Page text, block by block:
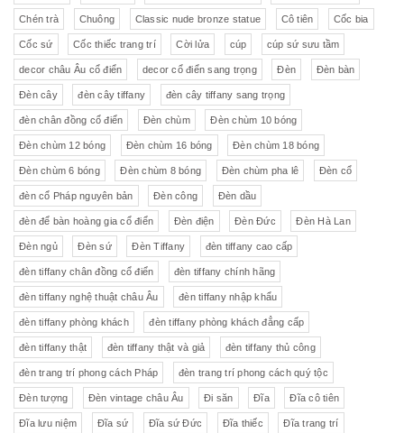
Chén trà Chuông Classic nude bronze statue Cô tiên Cốc bia
Cốc sứ Cốc thiếc trang trí Cời lửa cúp cúp sứ sưu tầm
decor châu Âu cổ điển decor cổ điển sang trọng Đèn Đèn bàn
Đèn cây đèn cây tiffany đèn cây tiffany sang trọng
đèn chân đồng cổ điển Đèn chùm Đèn chùm 10 bóng
Đèn chùm 12 bóng Đèn chùm 16 bóng Đèn chùm 18 bóng
Đèn chùm 6 bóng Đèn chùm 8 bóng Đèn chùm pha lê Đèn cổ
đèn cổ Pháp nguyên bản Đèn công Đèn dầu
đèn để bàn hoàng gia cổ điển Đèn điện Đèn Đức Đèn Hà Lan
Đèn ngủ Đèn sứ Đèn Tiffany đèn tiffany cao cấp
đèn tiffany chân đồng cổ điển đèn tiffany chính hãng
đèn tiffany nghệ thuật châu Âu đèn tiffany nhập khẩu
đèn tiffany phòng khách đèn tiffany phòng khách đẳng cấp
đèn tiffany thật đèn tiffany thật và giả đèn tiffany thủ công
đèn trang trí phong cách Pháp đèn trang trí phong cách quý tộc
Đèn tượng Đèn vintage châu Âu Đi săn Đĩa Đĩa cô tiên
Đĩa lưu niệm Đĩa sứ Đĩa sứ Đức Đĩa thiếc Đĩa trang trí